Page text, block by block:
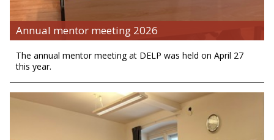
Annual mentor meeting 2026
The annual mentor meeting at DELP was held on April 27
this year.